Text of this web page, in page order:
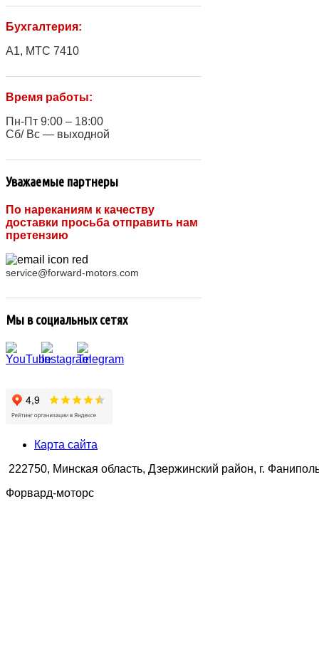
Бухгалтерия:
A1, МТС 7410
Время работы:
Пн-Пт 9:00 – 18:00
Сб/ Вс — выходной
Уважаемые партнеры
По нареканиям к качеству
доставки просьба отправить нам
претензию
service@forward-motors.com
Мы в социальных сетях
Карта сайта
222750, Минская область, Дзержинский район, г.
Форвард-моторс